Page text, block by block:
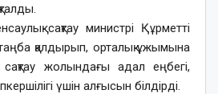
сақтау министрі Құрметті
қалдырып, орталық ұжымына
жолындағы адал еңбегі,
үшін алғысын білдірді.